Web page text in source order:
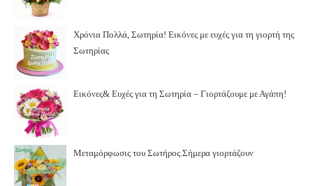
Χρόνια Πολλά, Σωτηρία! Εικόνες με ευχές για τη γιορτή της
Σωτηρίας
Εικόνες& Ευχές για τη Σωτηρία – Γιορτάζουμε με Αγάπη!
Μεταμόρφωσις του Σωτήρος.Σήμερα γιορτάζουν